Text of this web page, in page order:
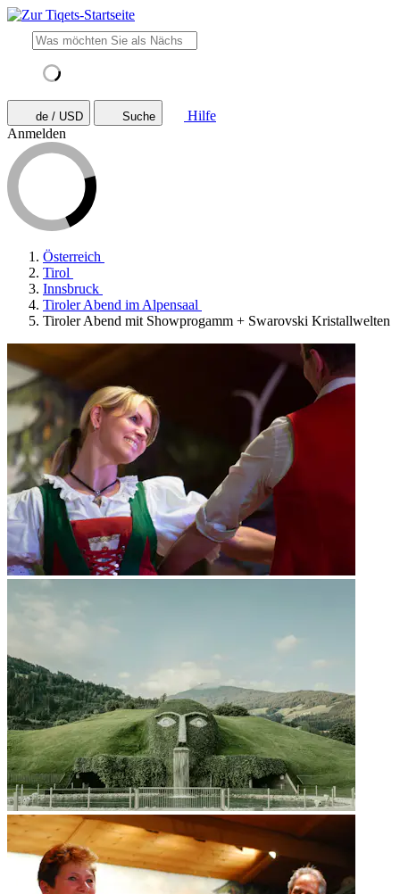
de / USD Suche
Hilfe
Anmelden
Österreich
Tirol
Innsbruck
Tiroler Abend im Alpensaal
Tiroler Abend mit Showprogamm + Swarovski Kristallwelten